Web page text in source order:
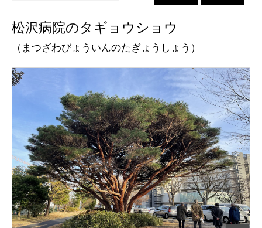
松沢病院のタギョウショウ
（まつざわびょういんのたぎょうしょう）